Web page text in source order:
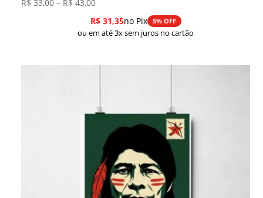
R$ 33,00 – R$ 43,00
de
preço:
através
R$31,35no Pix 5% OFF
ou em até 3x sem juros no cartão